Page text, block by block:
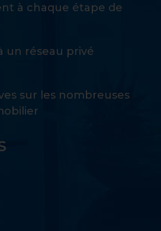
à chaque étape de
un réseau privé
sur les nombreuses